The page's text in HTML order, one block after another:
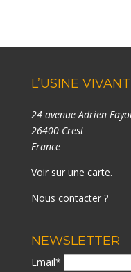
L’USINE
24 avenue Adrien
26400 Crest
France
Voir sur une carte.
Nous contacter ?
NEWSLETTER
Email*